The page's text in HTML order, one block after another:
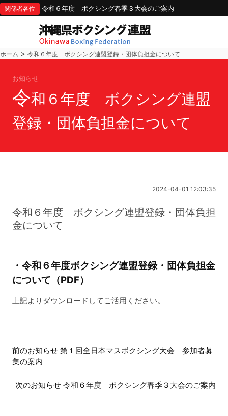
関係者各位 令和６年度 ボクシング春季３大会のご案内
ホーム > 令和６年度 ボクシング連盟登録・団体負担金について
お知らせ
令和６年度 ボクシング連盟
登録・団体負担金について
2024-04-01 12:03:35
令和６年度 ボクシング連盟登録・団体負担
金について
・令和６年度ボクシング連盟登録・団体負担金
について（PDF）
上記よりダウンロードしてご活用ください。
後
の
知
前のお知らせ 第１回全日本マスボクシング大会 参加者募
集の案内
次のお知らせ 令和６年度 ボクシング春季３大会のご案内